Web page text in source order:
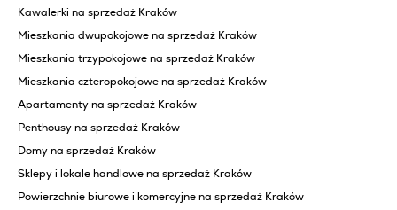
Kawalerki na sprzedaż Kraków
Mieszkania dwupokojowe na sprzedaż Kraków
Mieszkania trzypokojowe na sprzedaż Kraków
Mieszkania czteropokojowe na sprzedaż Kraków
Apartamenty na sprzedaż Kraków
Penthousy na sprzedaż Kraków
Domy na sprzedaż Kraków
Sklepy i lokale handlowe na sprzedaż Kraków
Powierzchnie biurowe i komercyjne na sprzedaż Kraków